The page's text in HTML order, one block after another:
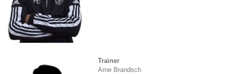
Trainer
Arne Brandsch